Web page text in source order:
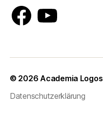
FacebookYouTube
© 2026 Academia Logos
Datenschutzerklärung